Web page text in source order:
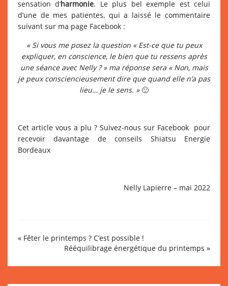
sensation d’harmonie. Le plus bel exemple est celui
d’une de mes patientes, qui a laissé le commentaire
suivant sur ma page Facebook :
« Si vous me posez la question « Est-ce que tu peux
expliquer, en conscience, le bien que tu ressens après
une séance avec Nelly ? » ma réponse sera « Non, mais
je peux consciencieusement dire que quand elle n’a pas
lieu… je le sens. »🙂
Cet article vous a plu ? Suivez-nous sur Facebook pour
recevoir davantage de conseils Shiatsu Energie
Bordeaux
Nelly Lapierre – mai 2022
« Fêter le printemps ? C’est possible !
Rééquilibrage énergétique du printemps »